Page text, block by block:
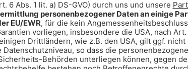
Schoki und wenn ich mir
dreifacher Erinnerung),
- und mein Humor, wenn man